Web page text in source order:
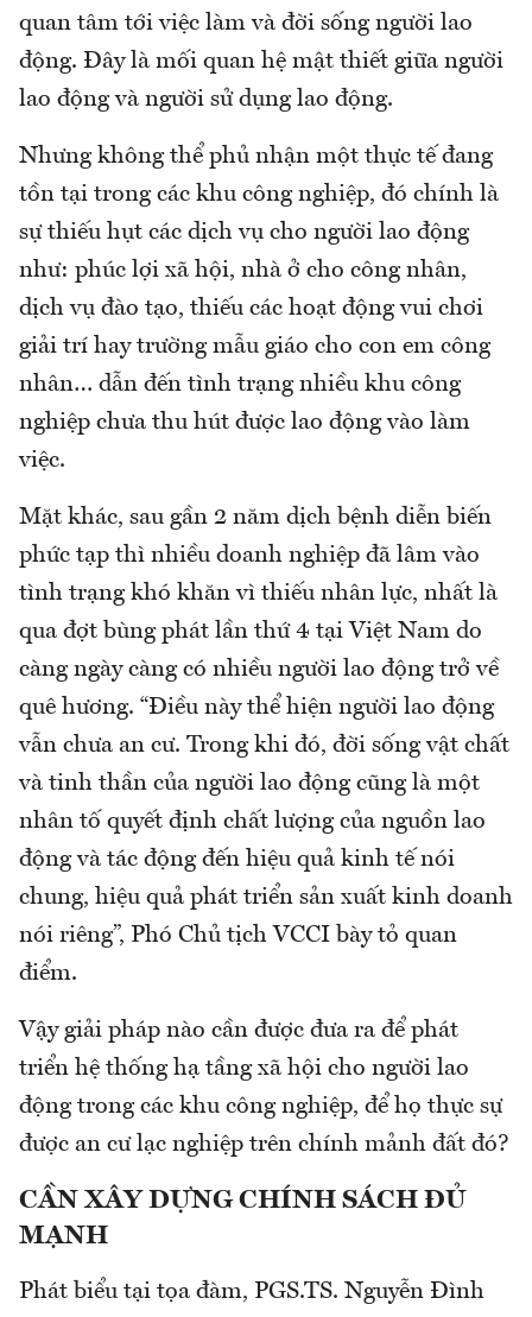
quan tâm tới việc làm và đời sống người lao
động. Đây là mối quan hệ mật thiết giữa người
lao động và người sử dụng lao động.
Nhưng không thể phủ nhận một thực tế đang
tồn tại trong các khu công nghiệp, đó chính là
sự thiếu hụt các dịch vụ cho người lao động
như: phúc lợi xã hội, nhà ở cho công nhân,
dịch vụ đào tạo, thiếu các hoạt động vui chơi
giải trí hay trường mẫu giáo cho con em công
nhân… dẫn đến tình trạng nhiều khu công
nghiệp chưa thu hút được lao động vào làm
việc.
Mặt khác, sau gần 2 năm dịch bệnh diễn biến
phức tạp thì nhiều doanh nghiệp đã lâm vào
tình trạng khó khăn vì thiếu nhân lực, nhất là
qua đợt bùng phát lần thứ 4 tại Việt Nam do
càng ngày càng có nhiều người lao động trở về
quê hương. “Điều này thể hiện người lao động
vẫn chưa an cư. Trong khi đó, đời sống vật chất
và tinh thần của người lao động cũng là một
nhân tố quyết định chất lượng của nguồn lao
động và tác động đến hiệu quả kinh tế nói
chung, hiệu quả phát triển sản xuất kinh doanh
nói riêng”, Phó Chủ tịch VCCI bày tỏ quan
điểm.
Vậy giải pháp nào cần được đưa ra để phát
triển hệ thống hạ tầng xã hội cho người lao
động trong các khu công nghiệp, để họ thực sự
được an cư lạc nghiệp trên chính mảnh đất đó?
CẦN XÂY DỰNG CHÍNH SÁCH ĐỦ
MẠNH
Phát biểu tại tọa đàm, PGS.TS. Nguyễn Đình